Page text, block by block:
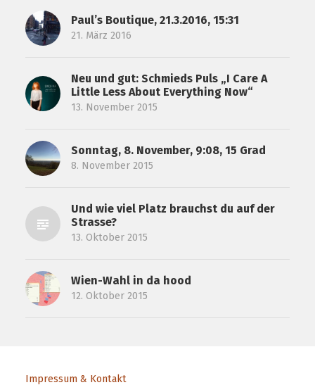
Paul’s Boutique, 21.3.2016, 15:31
21. März 2016
Neu und gut: Schmieds Puls „I Care A
Little Less About Everything Now“
13. November 2015
Sonntag, 8. November, 9:08, 15 Grad
8. November 2015
Und wie viel Platz brauchst du auf der
Strasse?
13. Oktober 2015
Wien-Wahl in da hood
12. Oktober 2015
Impressum & Kontakt